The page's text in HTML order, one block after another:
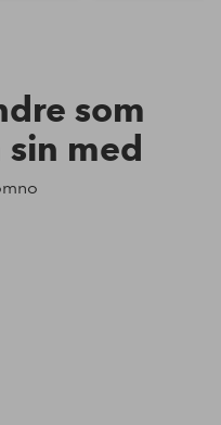
som
med